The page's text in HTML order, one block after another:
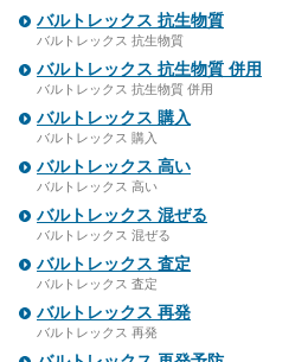
バルトレックス 抗生物質
バルトレックス 抗生物質
バルトレックス 抗生物質 併用
バルトレックス 抗生物質 併用
バルトレックス 購入
バルトレックス 購入
バルトレックス 高い
バルトレックス 高い
バルトレックス 混ぜる
バルトレックス 混ぜる
バルトレックス 査定
バルトレックス 査定
バルトレックス 再発
バルトレックス 再発